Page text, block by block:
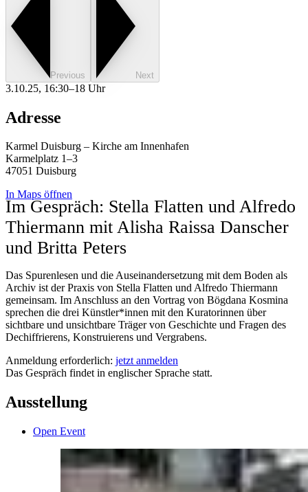
Previous Next
3.10.25, 16:30–18 Uhr
Adresse
Karmel Duisburg – Kirche am Innenhafen
Karmelplatz 1–3
47051 Duisburg
In Maps öffnen
Im Gespräch: Stella Flatten und Alfredo
Thiermann mit Alisha Raissa Danscher
und Britta Peters
Das Spurenlesen und die Auseinandersetzung mit dem Boden als
Archiv ist der Praxis von Stella Flatten und Alfredo Thiermann
gemeinsam. Im Anschluss an den Vortrag von Bögdana Kosmina
sprechen die drei Künstler*innen mit den Kuratorinnen über
sichtbare und unsichtbare Träger von Geschichte und Fragen des
Dechiffrierens, Konstruierens und Vergrabens.
Anmeldung erforderlich: jetzt anmelden
Das Gespräch findet in englischer Sprache statt.
Ausstellung
Open Event